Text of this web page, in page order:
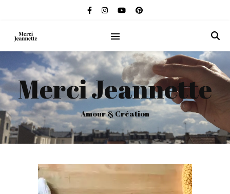
Merci Jeannette
Amour & Création